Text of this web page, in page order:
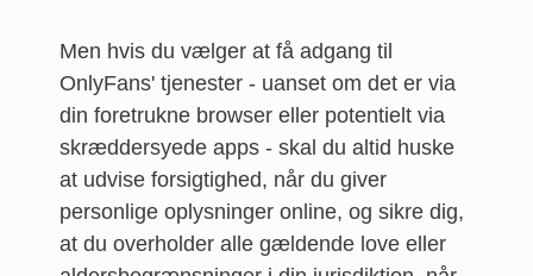
Men hvis du vælger at få adgang til
OnlyFans' tjenester - uanset om det er via
din foretrukne browser eller potentielt via
skræddersyede apps - skal du altid huske
at udvise forsigtighed, når du giver
personlige oplysninger online, og sikre dig,
at du overholder alle gældende love eller